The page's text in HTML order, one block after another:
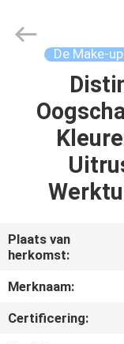
ONGEVEER
Chanmy
Cosmetics
De Make-
Plaats van
herkomst:
Merknaam:
Certificering: